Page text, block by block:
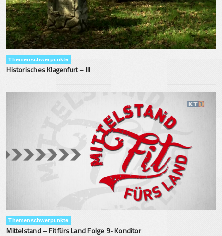
Themenschwerpunkte
Historisches Klagenfurt – III
Themenschwerpunkte
Mittelstand – Fit fürs Land Folge 9- Konditor